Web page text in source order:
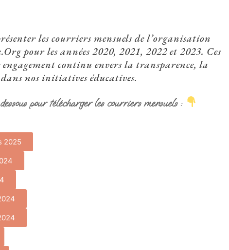
les courriers mensuels de l’organisation
pour les années 2020, 2021, 2022 et 2023. Ces
continu envers la transparence, la
nos initiatives éducatives.
pour télécharger les courriers mensuels :
2025